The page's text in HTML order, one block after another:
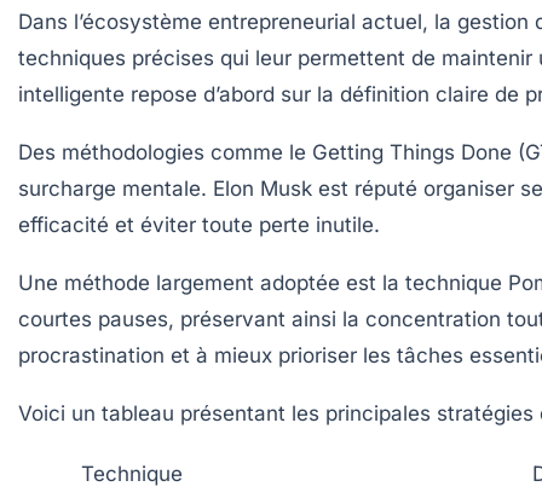
Dans l’écosystème entrepreneurial actuel, la
techniques précises qui leur permettent de
intelligente repose d’abord sur la définition claire de
Des méthodologies comme le Getting Things Done
surcharge mentale. Elon Musk est réputé organiser
efficacité et éviter toute perte inutile.
Une méthode largement adoptée est la technique
courtes pauses, préservant ainsi la concentration
procrastination et à mieux prioriser les tâches
Voici un tableau présentant les principales
Technique